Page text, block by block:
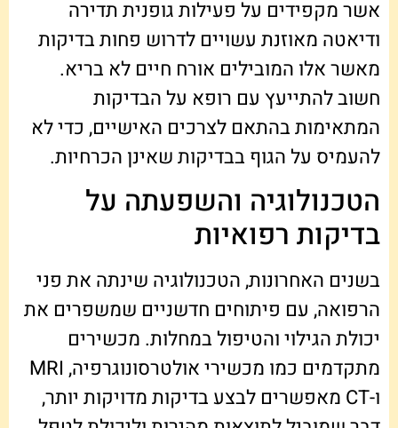
אשר מקפידים על פעילות גופנית תדירה
ודיאטה מאוזנת עשויים לדרוש פחות בדיקות
מאשר אלו המובילים אורח חיים לא בריא.
חשוב להתייעץ עם רופא על הבדיקות
המתאימות בהתאם לצרכים האישיים, כדי לא
להעמיס על הגוף בבדיקות שאינן הכרחיות.
הטכנולוגיה והשפעתה על
בדיקות רפואיות
בשנים האחרונות, הטכנולוגיה שינתה את פני
הרפואה, עם פיתוחים חדשניים שמשפרים את
יכולת הגילוי והטיפול במחלות. מכשירים
מתקדמים כמו מכשירי אולטרסונוגרפיה, MRI
ו-CT מאפשרים לבצע בדיקות מדויקות יותר,